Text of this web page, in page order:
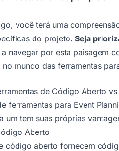
você terá uma
do projeto. Seja
navegar por esta paisagem
no mundo das ferramentas
de Código Aberto
ferramentas para Event
um tem suas próprias
Aberto
código aberto fornecem